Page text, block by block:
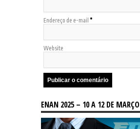
Endereço de e-mail *
Website
ENAN 2025 – 10 A 12 DE MARÇO